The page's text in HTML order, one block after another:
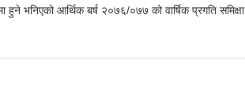
आर्थिक बर्ष २०७६/०७७ को वार्षिक प्रगति समिक्षा